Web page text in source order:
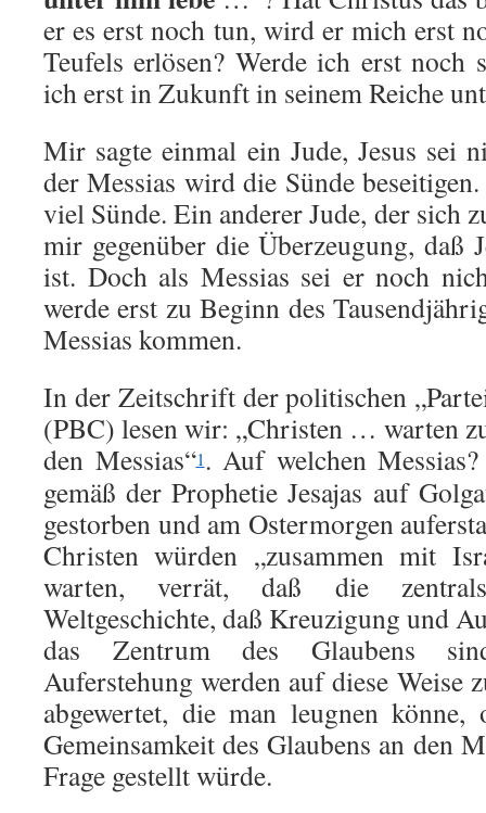
er es erst noch tun, wird er mich erst
Teufels erlösen? Werde ich erst noch
ich erst in Zukunft in seinem Reiche
Mir sagte einmal ein Jude, Jesus sei
der Messias wird die Sünde
viel Sünde. Ein anderer Jude, der sich
mir gegenüber die Überzeugung, daß
ist. Doch als Messias sei er noch
werde erst zu Beginn des
Messias kommen.
In der Zeitschrift der politischen
(PBC) lesen wir: „Christen … warten
den Messias“1. Auf welchen
gemäß der Prophetie Jesajas auf
gestorben und am Ostermorgen
Christen würden „zusammen mit
warten, verrät, daß die
Weltgeschichte, daß Kreuzigung und
das Zentrum des Glaubens
Auferstehung werden auf diese Weise
abgewertet, die man leugnen
Gemeinsamkeit des Glaubens an den
Frage gestellt würde.